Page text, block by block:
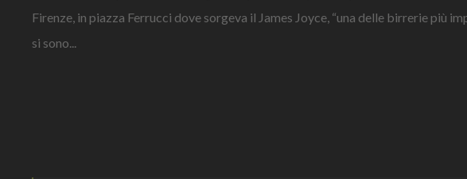
Firenze, in piazza Ferrucci dove sorgeva il James Joyce, “una delle birrerie più
si sono...